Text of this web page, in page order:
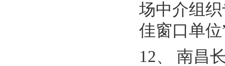
场中介组
佳窗口单
12、 南昌